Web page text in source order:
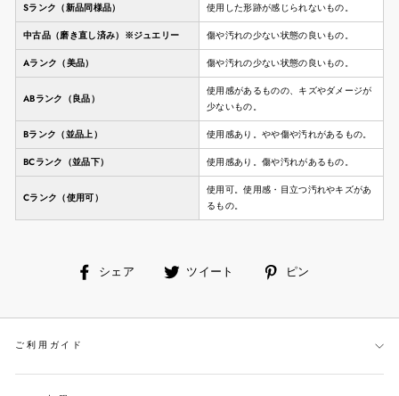
Sランク（新品同様品） 使用した形跡が感じられないもの。
中古品（磨き直し済み）※ジュエリー 傷や汚れの少ない状態の良いもの。
Aランク（美品） 傷や汚れの少ない状態の良いもの。
ABランク（良品）
使用感があるものの、キズやダメージが
少ないもの。
Bランク（並品上） 使用感あり。やや傷や汚れがあるもの。
BCランク（並品下） 使用感あり。傷や汚れがあるもの。
Cランク（使用可）
使用可。使用感・目立つ汚れやキズがあ
るもの。
シェア
facebookツイート ピン
ご利用ガイド